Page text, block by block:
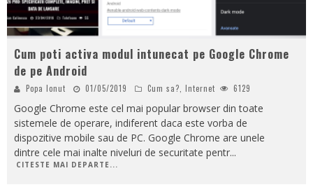
Cum poti activa modul intunecat pe Google Chrome
de pe Android
Popa Ionut 01/05/2019 Cum sa? Internet 6129
Google Chrome este cel mai popular browser din toate
sistemele de operare, indiferent daca este vorba de
dispozitive mobile sau de PC. Google Chrome are unele
dintre cele mai inalte niveluri de securitate pentr...
CITESTE MAI DEPARTE...